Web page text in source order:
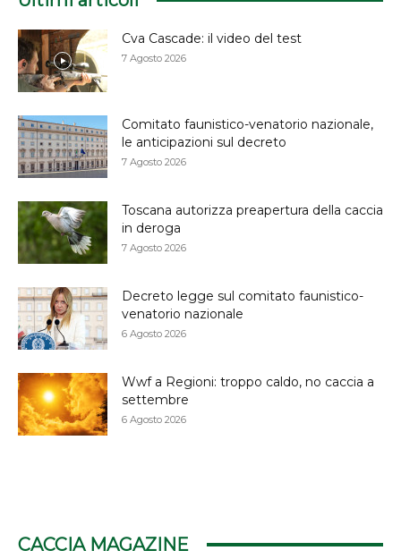
Cva Cascade: il video del test
7 Agosto 2026
Comitato faunistico-venatorio nazionale,
le anticipazioni sul decreto
7 Agosto 2026
Toscana autorizza preapertura della caccia
in deroga
7 Agosto 2026
Decreto legge sul comitato faunistico-
venatorio nazionale
6 Agosto 2026
Wwf a Regioni: troppo caldo, no caccia a
settembre
6 Agosto 2026
CACCIA MAGAZINE